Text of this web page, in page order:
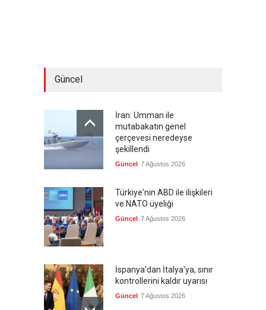
Güncel
İran: Umman ile
mutabakatın genel
çerçevesi neredeyse
şekillendi
Güncel 7 Ağustos 2026
Türkiye'nin ABD ile ilişkileri
ve NATO üyeliği
Güncel 7 Ağustos 2026
İspanya'dan İtalya'ya, sınır
kontrollerini kaldır uyarısı
Güncel 7 Ağustos 2026